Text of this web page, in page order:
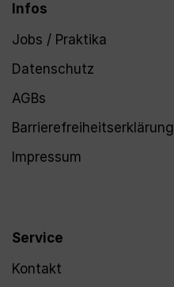
Infos
Jobs / Praktika
Datenschutz
AGBs
Barrierefreiheitserklärung
Impressum
Service
Kontakt